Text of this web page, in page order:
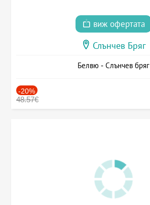
виж офертата
Слънчев Бряг
Белвю - Слънчев бряг
-20%
48.57€